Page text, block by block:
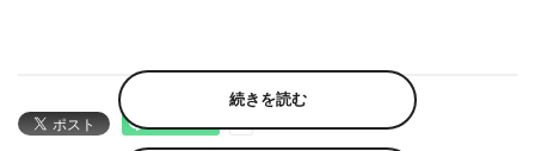
続きを読む